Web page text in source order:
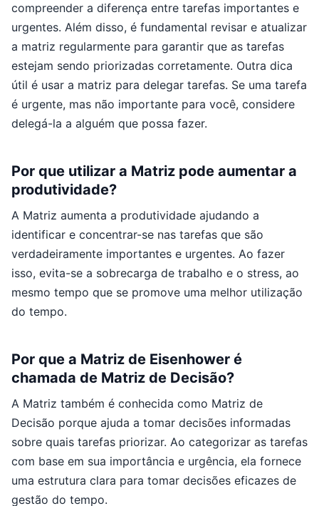
compreender a diferença entre tarefas importantes e
urgentes. Além disso, é fundamental revisar e atualizar
a matriz regularmente para garantir que as tarefas
estejam sendo priorizadas corretamente. Outra dica
útil é usar a matriz para delegar tarefas. Se uma tarefa
é urgente, mas não importante para você, considere
delegá-la a alguém que possa fazer.
Por que utilizar a Matriz pode aumentar a
produtividade?
A Matriz aumenta a produtividade ajudando a
identificar e concentrar-se nas tarefas que são
verdadeiramente importantes e urgentes. Ao fazer
isso, evita-se a sobrecarga de trabalho e o stress, ao
mesmo tempo que se promove uma melhor utilização
do tempo.
Por que a Matriz de Eisenhower é
chamada de Matriz de Decisão?
A Matriz também é conhecida como Matriz de
Decisão porque ajuda a tomar decisões informadas
sobre quais tarefas priorizar. Ao categorizar as tarefas
com base em sua importância e urgência, ela fornece
uma estrutura clara para tomar decisões eficazes de
gestão do tempo.